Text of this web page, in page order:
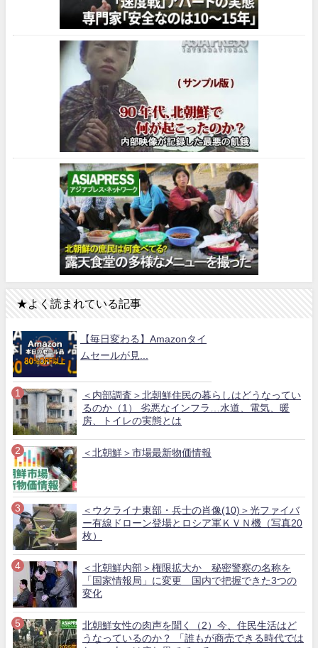
★よく読まれている記事
【毎日変わる】Amazonタイ
ムセールが見...
＜内部調査＞北朝鮮住民の暮らしはどうなってい
るのか（1） 劣悪なインフラ…水道、電気、暖
房、トイレの実態とは
＜北朝鮮＞市場最新物価情報
＜ウクライナ東部・兵士の肖像(10)＞光ファイバ
ー有線ドローン登場とロシア軍ＫＶＮ機（写真20
枚）
＜北朝鮮内部＞権限拡大か 秘密警察の名称を
「国家情報局」に変更 国内で把握できた3つの
変化
北朝鮮女性の肉声を聞く（2）今、住民生活はど
うなっているのか？ 「誰もが商売できる時代では